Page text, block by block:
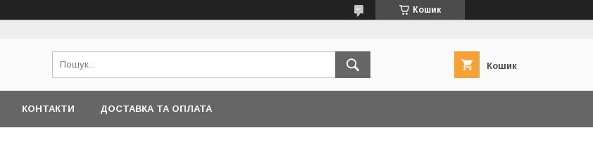
Кошик
Кошик
КОНТАКТИ ДОСТАВКА ТА ОПЛАТА